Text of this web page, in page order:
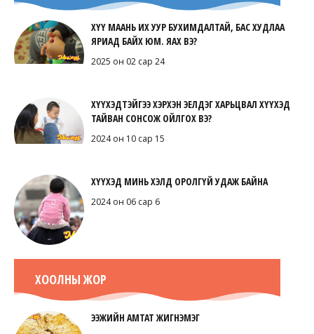
ХҮҮ МААНЬ ИХ УУР БУХИМДАЛТАЙ, БАС ХУДЛАА
ЯРИАД БАЙХ ЮМ. ЯАХ ВЭ?
2025 он 02 сар 24
ХҮҮХЭДТЭЙГЭЭ ХЭРХЭН ЭЕЛДЭГ ХАРЬЦВАЛ ХҮҮХЭД
ТАЙВАН СОНСОЖ ОЙЛГОХ ВЭ?
2024 он 10 сар 15
ХҮҮХЭД МИНЬ ХЭЛД ОРОЛГҮЙ УДАЖ БАЙНА
2024 он 06 сар 6
ХООЛНЫ ЖОР
ЭЭЖИЙН АМТАТ ЖИГНЭМЭГ